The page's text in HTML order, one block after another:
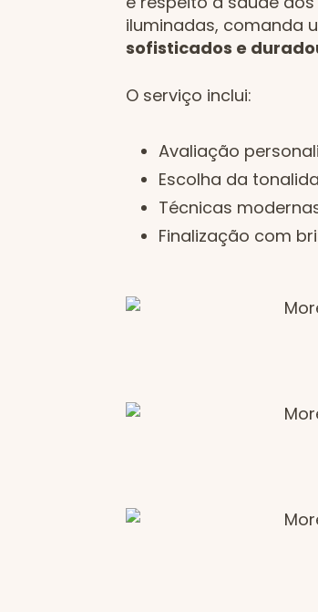
iluminadas, comanda
sofisticados e
O serviço inclui:
Avaliação
Escolha da
Técnicas
Finalização com